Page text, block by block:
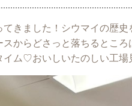
きました！シウマイの歴
からどさっと落ちるところ
イム♡おいしいたのしい工